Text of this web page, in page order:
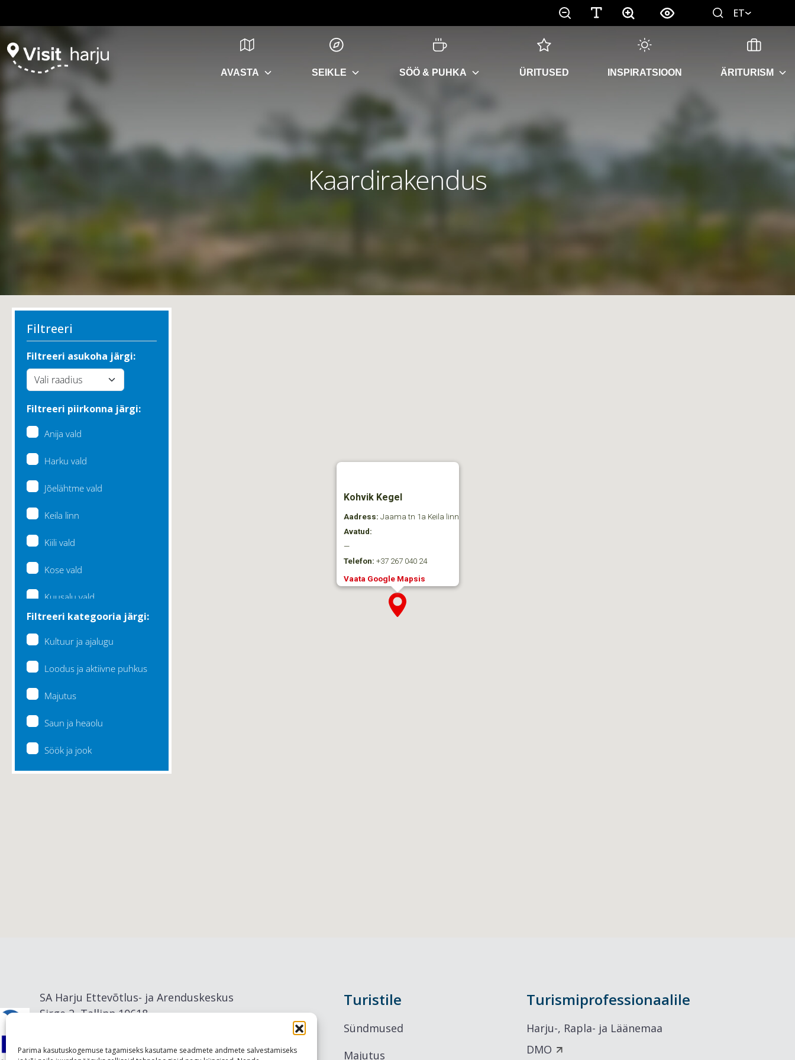
Parima kasutuskogemuse tagamiseks kasutame seadmete andmete salvestamiseks
ET
AVASTA SEIKLE SÖÖ & PUHKA ÜRITUSED INSPIRATSIOON ÄRITURISM
Kaardirakendus
Filtreeri
Filtreeri asukoha järgi:
Filtreeri piirkonna järgi:
Anija vald
Harku vald
Jõelähtme vald
Keila linn
Kiili vald
Kose vald
Kuusalu vald
Lääne-Harju vald
Filtreeri kategooria järgi:
Kultuur ja ajalugu
Loodus ja aktiivne puhkus
Majutus
Saun ja heaolu
Söök ja jook
Kohvik Kegel
Aadress: Jaama tn 1a Keila linn
Avatud:
—
Telefon: +37 267 040 24
Vaata Google Mapsis
SA Harju Ettevõtlus- ja Arenduskeskus
Sirge 2, Tallinn 10618
Turistile
Sündmused
Majutus
Turismiprofessionaalile
Harju-, Rapla- ja Läänemaa
DMO